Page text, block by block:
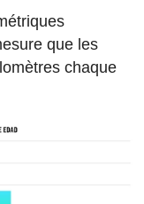
que les
chaque